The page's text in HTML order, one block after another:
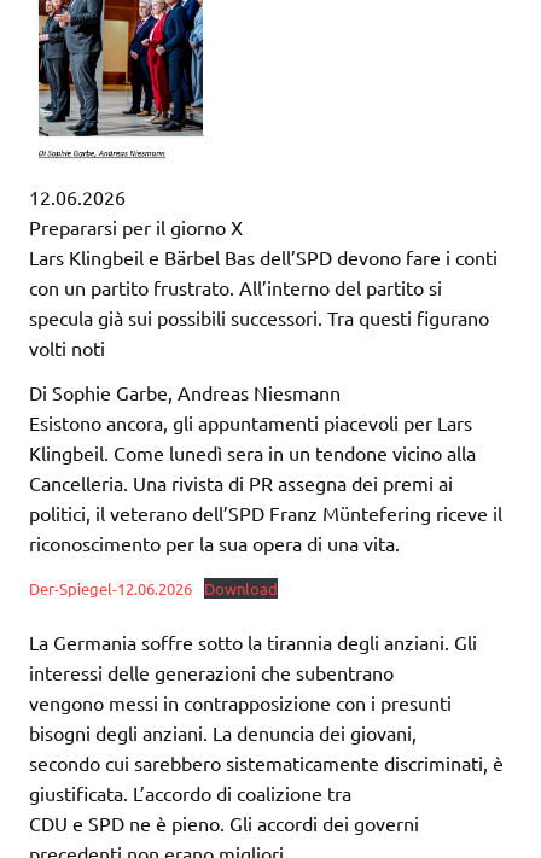
12.06.2026
Prepararsi per il giorno X
Lars Klingbeil e Bärbel Bas dell’SPD devono fare i conti
con un partito frustrato. All’interno del partito si
specula già sui possibili successori. Tra questi figurano
volti noti
Di Sophie Garbe, Andreas Niesmann
Esistono ancora, gli appuntamenti piacevoli per Lars
Klingbeil. Come lunedì sera in un tendone vicino alla
Cancelleria. Una rivista di PR assegna dei premi ai
politici, il veterano dell’SPD Franz Müntefering riceve il
riconoscimento per la sua opera di una vita.
Der-Spiegel-12.06.2026 Download
La Germania soffre sotto la tirannia degli anziani. Gli
interessi delle generazioni che subentrano
vengono messi in contrapposizione con i presunti
bisogni degli anziani. La denuncia dei giovani,
secondo cui sarebbero sistematicamente discriminati, è
giustificata. L’accordo di coalizione tra
CDU e SPD ne è pieno. Gli accordi dei governi
precedenti non erano migliori.